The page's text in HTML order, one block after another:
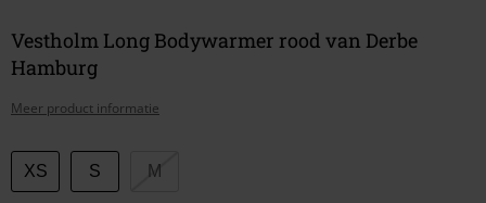
Vestholm Long Bodywarmer rood van Derbe
Hamburg
Meer product informatie
Kies
je
XS S M